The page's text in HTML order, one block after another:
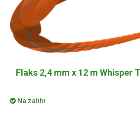
Flaks 2,4 mm x 12 m Whisper
Na zalihi